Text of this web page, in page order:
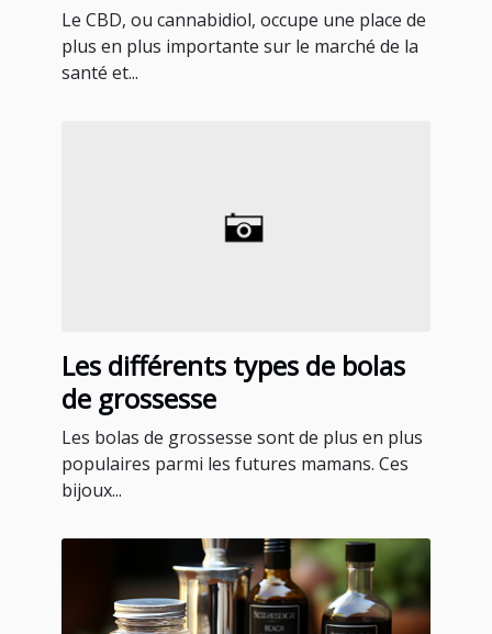
Le CBD, ou cannabidiol, occupe une place de
plus en plus importante sur le marché de la
santé et...
Les différents types de bolas
de grossesse
Les bolas de grossesse sont de plus en plus
populaires parmi les futures mamans. Ces
bijoux...